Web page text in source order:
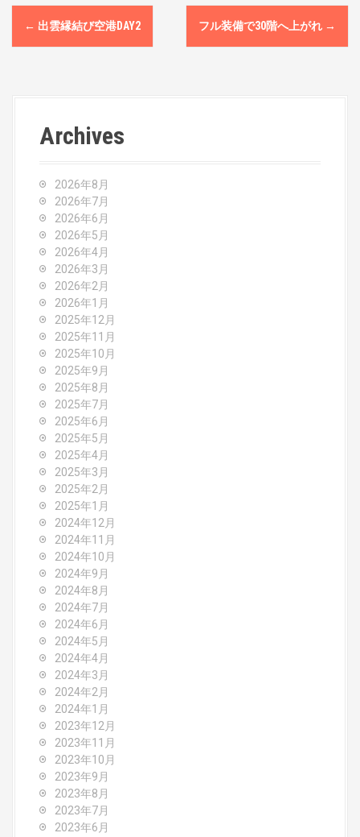
P
o
← 出雲縁結び空港DAY2 フル装備で30階へ上がれ →
Archives
2026年8月
2026年7月
2026年6月
2026年5月
2026年4月
2026年3月
2026年2月
2026年1月
2025年12月
2025年11月
2025年10月
2025年9月
2025年8月
2025年7月
2025年6月
2025年5月
2025年4月
2025年3月
2025年2月
2025年1月
2024年12月
2024年11月
2024年10月
2024年9月
2024年8月
2024年7月
2024年6月
2024年5月
2024年4月
2024年3月
2024年2月
2024年1月
2023年12月
2023年11月
2023年10月
2023年9月
2023年8月
2023年7月
2023年6月